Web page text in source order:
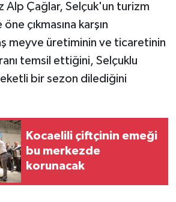
Alp Çağlar, Selçuk'un turizm
çıkmasına karşın
meyve üretiminin ve ticaretinin
temsil ettiğini, Selçuklu
bir sezon dilediğini
Kocaelili çiftçinin emeği
bu merkezde
korunacak